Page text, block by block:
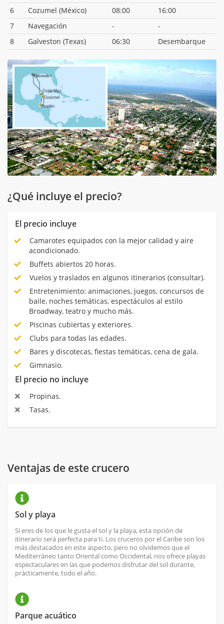
6
Cozumel (México) 08:00
16:00
7
Navegación -
-
8
Galveston (Texas) 06:30 Desembarque
¿Qué incluye el precio?
El precio incluye
Camarotes equipados con la mejor calidad y aire
acondicionado.
Buffets abiertos 20 horas.
Vuelos y traslados en algunos itinerarios (consultar).
Entretenimiento: animaciones, juegos, concursos de
baile, noches temáticas, espectáculos al estilo
Broadway, teatro y mucho más.
Piscinas cubiertas y exteriores.
Clubs para todas las edades.
Bares y discotecas, fiestas temáticas, cena de gala.
Gimnasio.
El precio no incluye
Propinas.
Tasas.
Ventajas de este crucero
Sol y playa
Si eres de los que le gusta el sol y la playa, esta opción de
itinerario será perfecta para ti. Los cruceros por el Caribe son los
más destacados en este aspecto, pero no olvidemos que el
Mediterráneo tanto Oriental como Occidental, nos ofrece playas
espectaculares en las que podemos disfrutar del sol durante,
prácticamente, todo el año.
Parque acuático